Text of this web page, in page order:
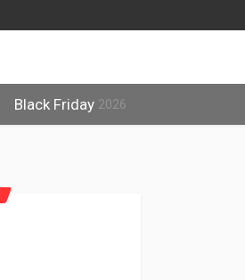
Black Friday 2026